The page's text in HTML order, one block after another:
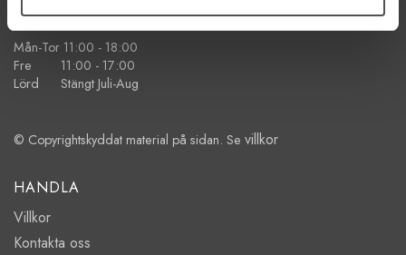
ÖPPETTIDER
Mån-Tor 11:00 - 18:00
Fre 11:00 - 17:00
Lörd Stängt Juli-Aug
© Copyrightskyddat material på sidan. Se villkor
HANDLA
Villkor
Kontakta oss